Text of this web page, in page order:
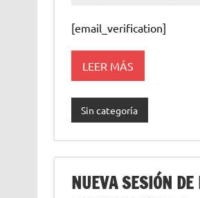
[email_verification]
LEER MÁS
Sin categoría
NUEVA SESIÓN DE